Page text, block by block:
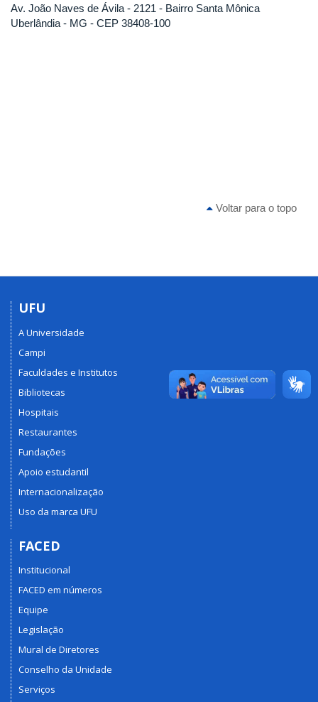
Av. João Naves de Ávila - 2121 - Bairro Santa Mônica
Uberlândia - MG - CEP 38408-100
Voltar para o topo
UFU
A Universidade
Campi
Faculdades e Institutos
Bibliotecas
Hospitais
Restaurantes
Fundações
Apoio estudantil
Internacionalização
Uso da marca UFU
FACED
Institucional
FACED em números
Equipe
Legislação
Mural de Diretores
Conselho da Unidade
Serviços